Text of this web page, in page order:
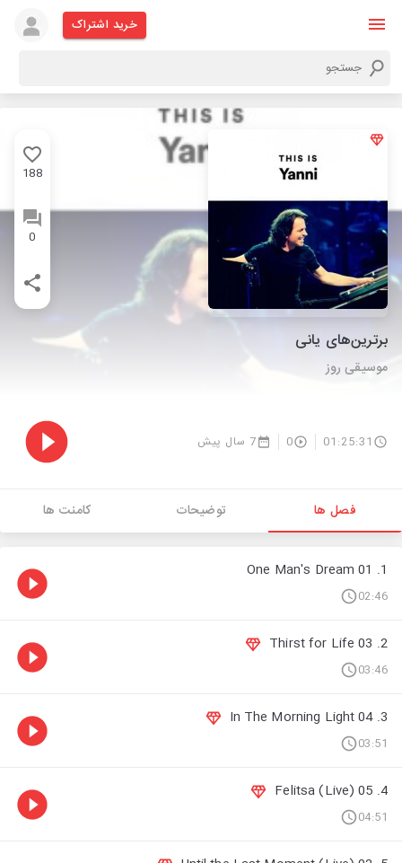
خرید اشتراک
188
0
برترین‌های یانی
موسیقی روز
01:25:31
0 7 سال پیش
فصل ها توضیحات کامنت ها
1. 01 One Man's Dream
02:46
2. 03 Thirst for Life
03:46
3. 04 In The Morning Light
03:51
4. 05 Felitsa (Live)
04:51